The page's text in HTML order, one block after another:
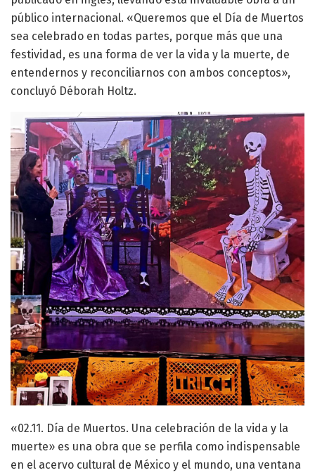
público internacional. «Queremos que el Día de Muertos
sea celebrado en todas partes, porque más que una
festividad, es una forma de ver la vida y la muerte, de
entendernos y reconciliarnos con ambos conceptos»,
concluyó Déborah Holtz.
«02.11. Día de Muertos. Una celebración de la vida y la
muerte» es una obra que se perfila como indispensable
en el acervo cultural de México y el mundo, una ventana